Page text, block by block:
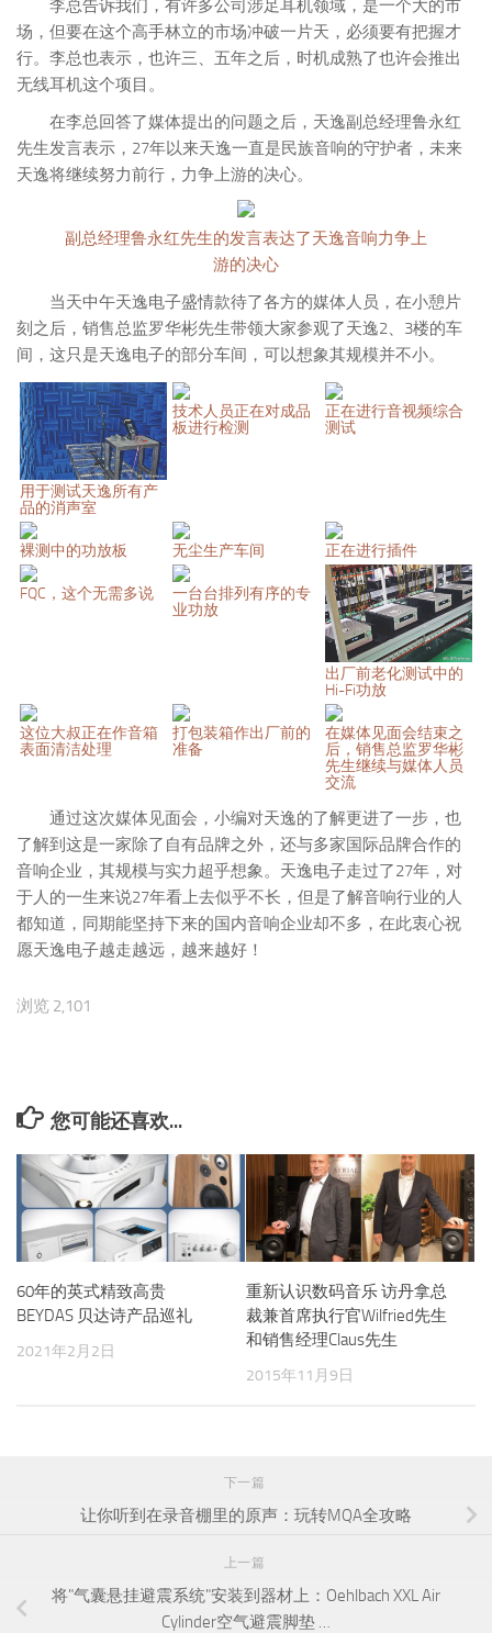
李总告诉我们，有许多公司涉足耳机领域，是一个大的市
场，但要在这个高手林立的市场冲破一片天，必须要有把握才
行。李总也表示，也许三、五年之后，时机成熟了也许会推出
无线耳机这个项目。
在李总回答了媒体提出的问题之后，天逸副总经理鲁永红
先生发言表示，27年以来天逸一直是民族音响的守护者，未来
天逸将继续努力前行，力争上游的决心。
副总经理鲁永红先生的发言表达了天逸音响力争上
游的决心
当天中午天逸电子盛情款待了各方的媒体人员，在小憩片
刻之后，销售总监罗华彬先生带领大家参观了天逸2、3楼的车
间，这只是天逸电子的部分车间，可以想象其规模并不小。
用于测试天逸所有产
品的消声室
技术人员正在对成品
板进行检测
正在进行音视频综合
测试
裸测中的功放板 无尘生产车间 正在进行插件
FQC，这个无需多说
一台台排列有序的专
业功放
出厂前老化测试中的
Hi-Fi功放
这位大叔正在作音箱
表面清洁处理
打包装箱作出厂前的
准备
在媒体见面会结束之
后，销售总监罗华彬
先生继续与媒体人员
交流
通过这次媒体见面会，小编对天逸的了解更进了一步，也
了解到这是一家除了自有品牌之外，还与多家国际品牌合作的
音响企业，其规模与实力超乎想象。天逸电子走过了27年，对
于人的一生来说27年看上去似乎不长，但是了解音响行业的人
都知道，同期能坚持下来的国内音响企业却不多，在此衷心祝
愿天逸电子越走越远，越来越好！
浏览 2,101
您可能还喜欢...
60年的英式精致高贵
BEYDAS 贝达诗产品巡礼
2021年2月2日
重新认识数码音乐 访丹拿总
裁兼首席执行官Wilfried先生
和销售经理Claus先生
2015年11月9日
下一篇
让你听到在录音棚里的原声：玩转MQA全攻略
上一篇
将"气囊悬挂避震系统"安装到器材上：Oehlbach XXL Air
Cylinder空气避震脚垫 …